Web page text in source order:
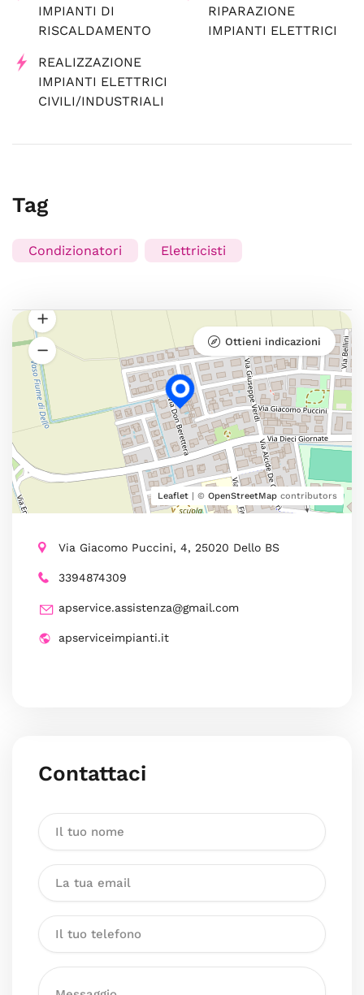
IMPIANTI DI
RISCALDAMENTO
RIPARAZIONE
IMPIANTI ELETTRICI
REALIZZAZIONE
IMPIANTI ELETTRICI
CIVILI/INDUSTRIALI
Tag
Condizionatori Elettricisti
Leaflet | © OpenStreetMap contributors
Ottieni indicazioni
Via Giacomo Puccini, 4, 25020 Dello BS
3394874309
apservice.assistenza@gmail.com
apserviceimpianti.it
Contattaci